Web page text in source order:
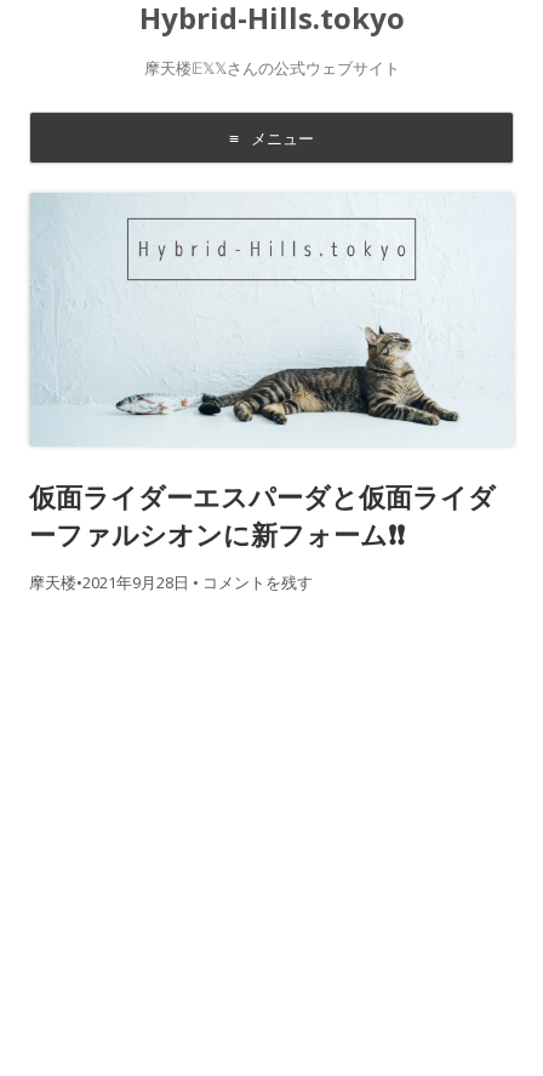
Hybrid-Hills.tokyo
摩天楼𝔼𝕏𝕏さんの公式ウェブサイト
メニュー
コ
ン
動
仮面ライダーエスパーダと仮面ライダ
ーファルシオンに新フォーム❗️❗️
摩天楼•2021年9月28日 • コメントを残す